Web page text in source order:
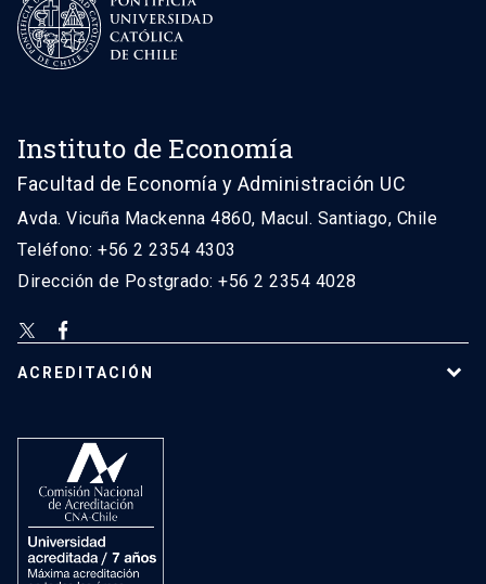
Instituto de Economía
Facultad de Economía y Administración UC
Avda. Vicuña Mackenna 4860, Macul. Santiago, Chile
Teléfono: +56 2 2354 4303
Dirección de Postgrado: +56 2 2354 4028
ACREDITACIÓN